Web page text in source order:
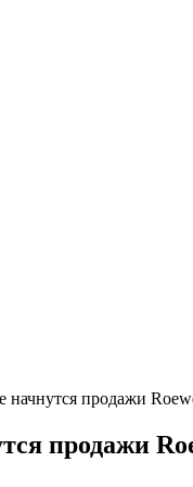
начнутся продажи
продажи